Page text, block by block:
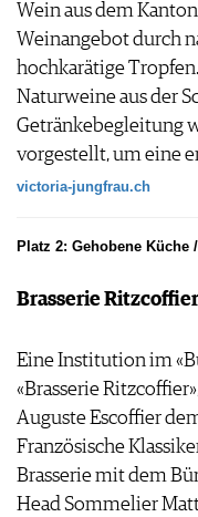
Wein aus dem
Weinangebot durch
hochkarätige
Naturweine aus der
Getränkebegleitung
vorgestellt, um eine
victoria-jungfrau.ch
Platz 2: Gehobene Küche
Brasserie
Eine Institution im
«Brasserie
Auguste Escoffier
Französische
Brasserie mit dem
Head Sommelier